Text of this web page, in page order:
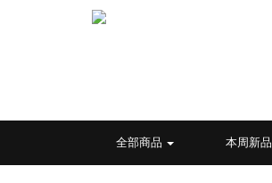
全部商品 本周新品